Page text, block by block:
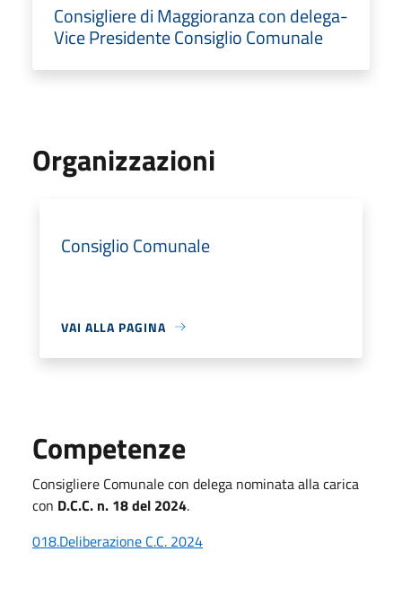
Consigliere di Maggioranza con delega-
Vice Presidente Consiglio Comunale
Organizzazioni
Consiglio Comunale
VAI ALLA PAGINA
Competenze
Consigliere Comunale con delega nominata alla carica
con D.C.C. n. 18 del 2024.
018.Deliberazione C.C. 2024